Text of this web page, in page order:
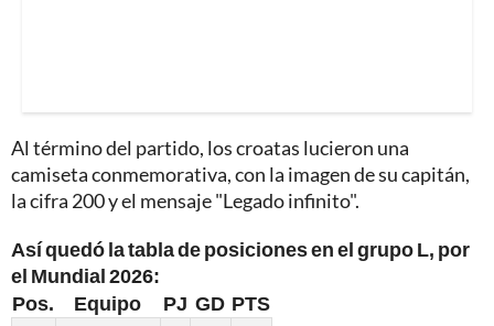
Al término del partido, los croatas lucieron una
camiseta conmemorativa, con la imagen de su capitán,
la cifra 200 y el mensaje "Legado infinito".
Así quedó la tabla de posiciones en el grupo L, por
el Mundial 2026:
Pos.
Equipo PJ GD PTS